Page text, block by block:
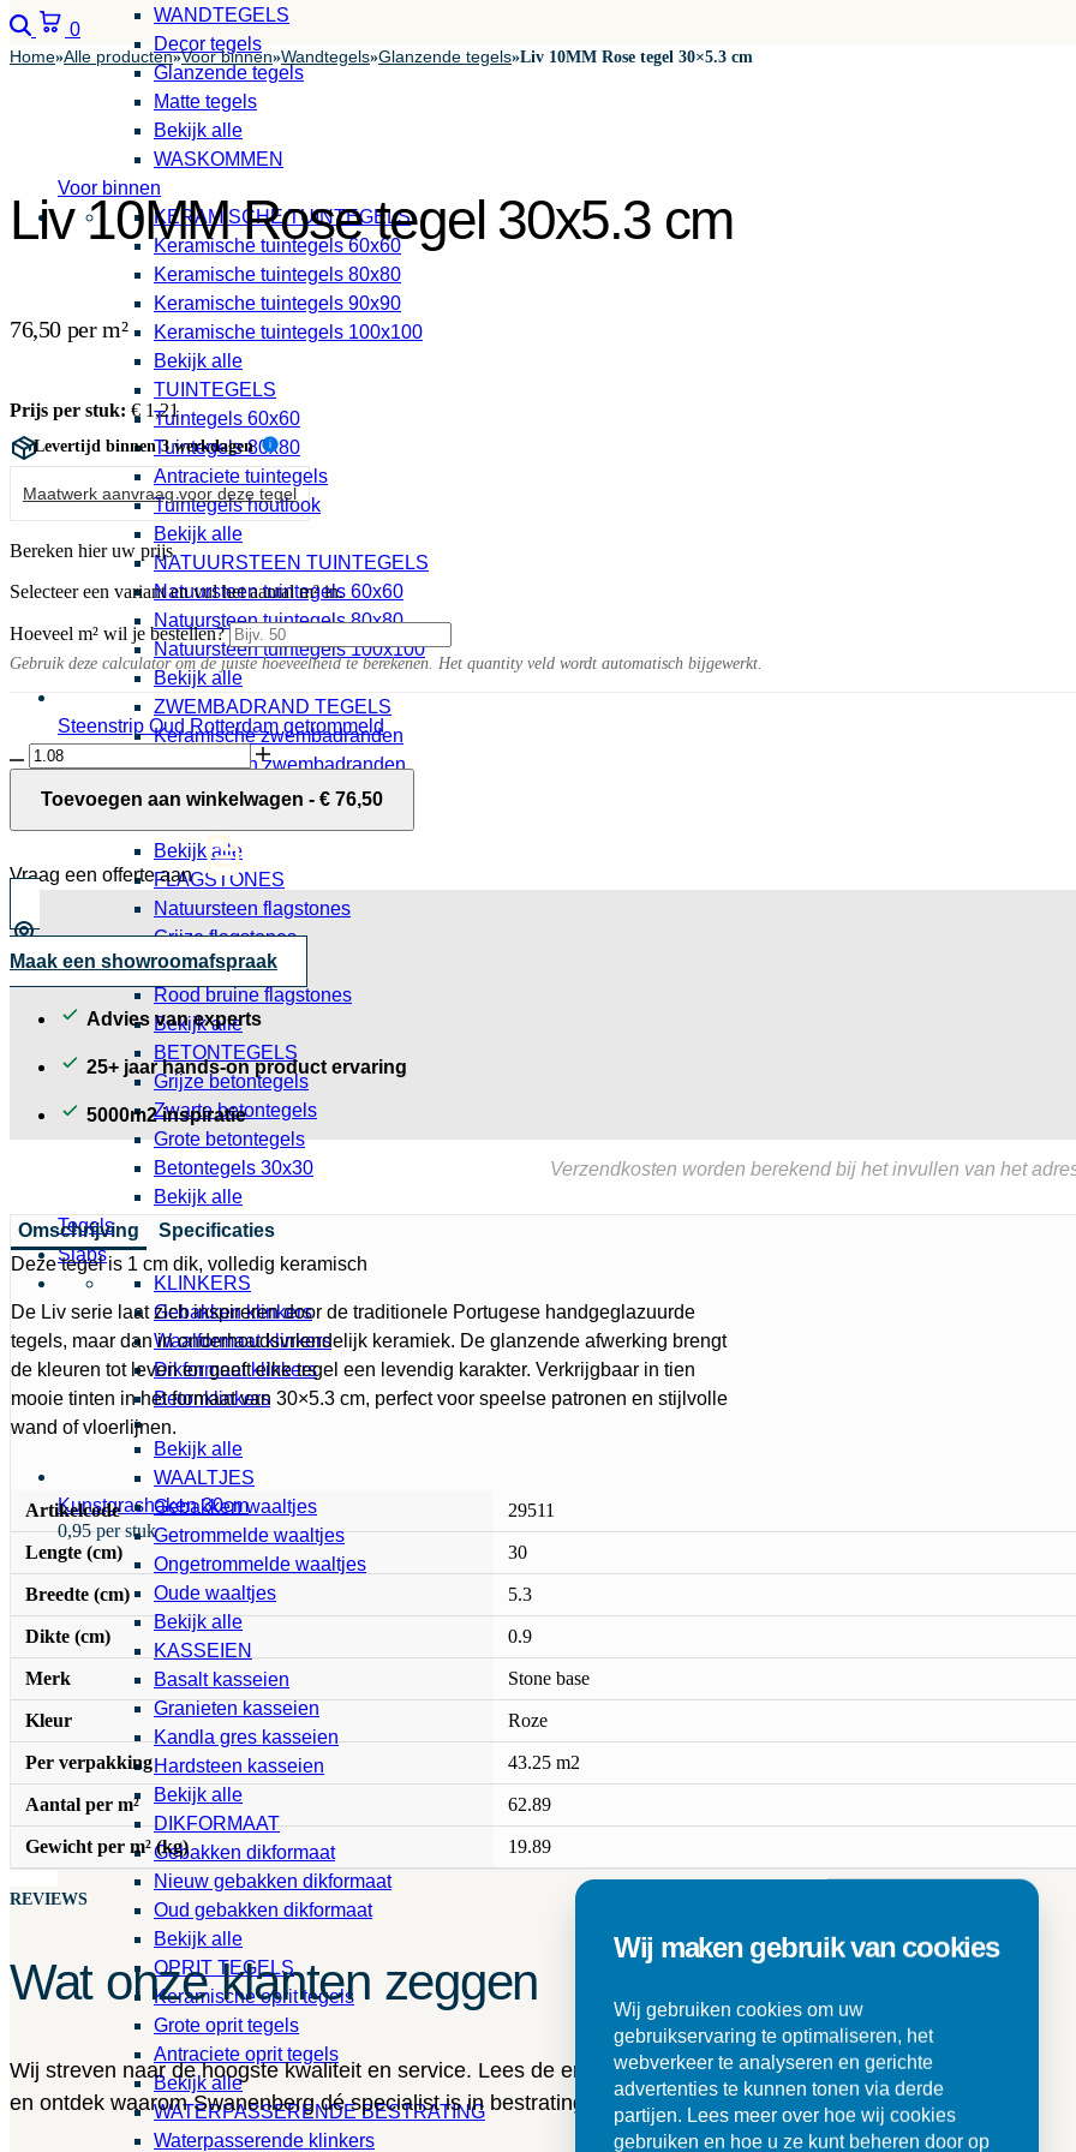
Steenstrip Oud Rotterdam getrommeld
0,95 per stuk
Kunstgrashaken 30cm
0,95 per stuk
WANDTEGELS
Decor tegels
Glanzende tegels
Matte tegels
Bekijk alle
WASKOMMEN
Voor binnen
KERAMISCHE TUINTEGELS
Keramische tuintegels 60x60
Keramische tuintegels 80x80
Keramische tuintegels 90x90
Keramische tuintegels 100x100
Bekijk alle
TUINTEGELS
Tuintegels 60x60
Tuintegels 80x80
Antraciete tuintegels
Tuintegels houtlook
Bekijk alle
NATUURSTEEN TUINTEGELS
Natuursteen tuintegels 60x60
Natuursteen tuintegels 80x80
Natuursteen tuintegels 100x100
Bekijk alle
ZWEMBADRAND TEGELS
Keramische zwembadranden
Natuursteen zwembadranden
Granieten zwembadranden
Bekijk alle
FLAGSTONES
Natuursteen flagstones
Grijze flagstones
Beige flagstones
Rood bruine flagstones
Bekijk alle
BETONTEGELS
Grijze betontegels
Zwarte betontegels
Grote betontegels
Betontegels 30x30
Bekijk alle
Tegels
Slabs
KLINKERS
Gebakken klinkers
Waalformaat klinkers
Dikformaat klinkers
Betonklinkers
Bekijk alle
WAALTJES
Gebakken waaltjes
Getrommelde waaltjes
Ongetrommelde waaltjes
Oude waaltjes
Bekijk alle
KASSEIEN
Basalt kasseien
Granieten kasseien
Kandla gres kasseien
Hardsteen kasseien
Bekijk alle
DIKFORMAAT
Gebakken dikformaat
Nieuw gebakken dikformaat
Oud gebakken dikformaat
Bekijk alle
OPRIT TEGELS
Keramische oprit tegels
Grote oprit tegels
Antraciete oprit tegels
Bekijk alle
WATERPASSERENDE BESTRATING
Waterpasserende klinkers
Zoeken
0 Winkelwagen
Home»Alle producten»Voor binnen»Wandtegels»Glanzende tegels»Liv 10MM Rose tegel 30×5.3 cm
Liv 10MM Rose tegel 30x5.3 cm
76,50 per m²
Prijs per stuk: € 1,21
Levertijd binnen 3 werkdagen i
Maatwerk aanvraag voor deze tegel
Bereken hier uw prijs
Selecteer een variant en vul het aantal m² in.
Hoeveel m² wil je bestellen?
Gebruik deze calculator om de juiste hoeveelheid te berekenen. Het quantity veld wordt automatisch bijgewerkt.
Liv
10MM
Rose
aantal
Toevoegen aan winkelwagen - € 76,50
Vraag een offerte aan
Maak een showroomafspraak
Advies van experts
25+ jaar hands-on product ervaring
5000m2 inspiratie
Verzendkosten worden berekend bij het invullen van het
Omschrijving
Specificaties
Deze tegel is 1 cm dik, volledig keramisch
De Liv serie laat zich inspireren door de traditionele Portugese handgeglazuurde
tegels, maar dan in onderhoudsvriendelijk keramiek. De glanzende afwerking brengt
de kleuren tot leven en geeft elke tegel een levendig karakter. Verkrijgbaar in tien
mooie tinten in het formaat van 30×5.3 cm, perfect voor speelse patronen en stijlvolle
wand of vloerlijnen.
Artikelcode 29511
Lengte (cm) 30
Breedte (cm) 5.3
Dikte (cm) 0.9
Merk Stone base
Kleur Roze
Per verpakking 43.25 m2
Aantal per m² 62.89
Gewicht per m² (kg) 19.89
REVIEWS
Wat onze klanten zeggen
Wij streven naar de hoogste kwaliteit en service. Lees de ervaringen van onze klanten
en ontdek waarom Swanenberg dé specialist is in bestrating en tegels.
Wij maken gebruik van cookies
Wij gebruiken cookies om uw
gebruikservaring te optimaliseren, het
webverkeer te analyseren en gerichte
advertenties te kunnen tonen via derde
partijen. Lees meer over hoe wij cookies
gebruiken en hoe u ze kunt beheren door op